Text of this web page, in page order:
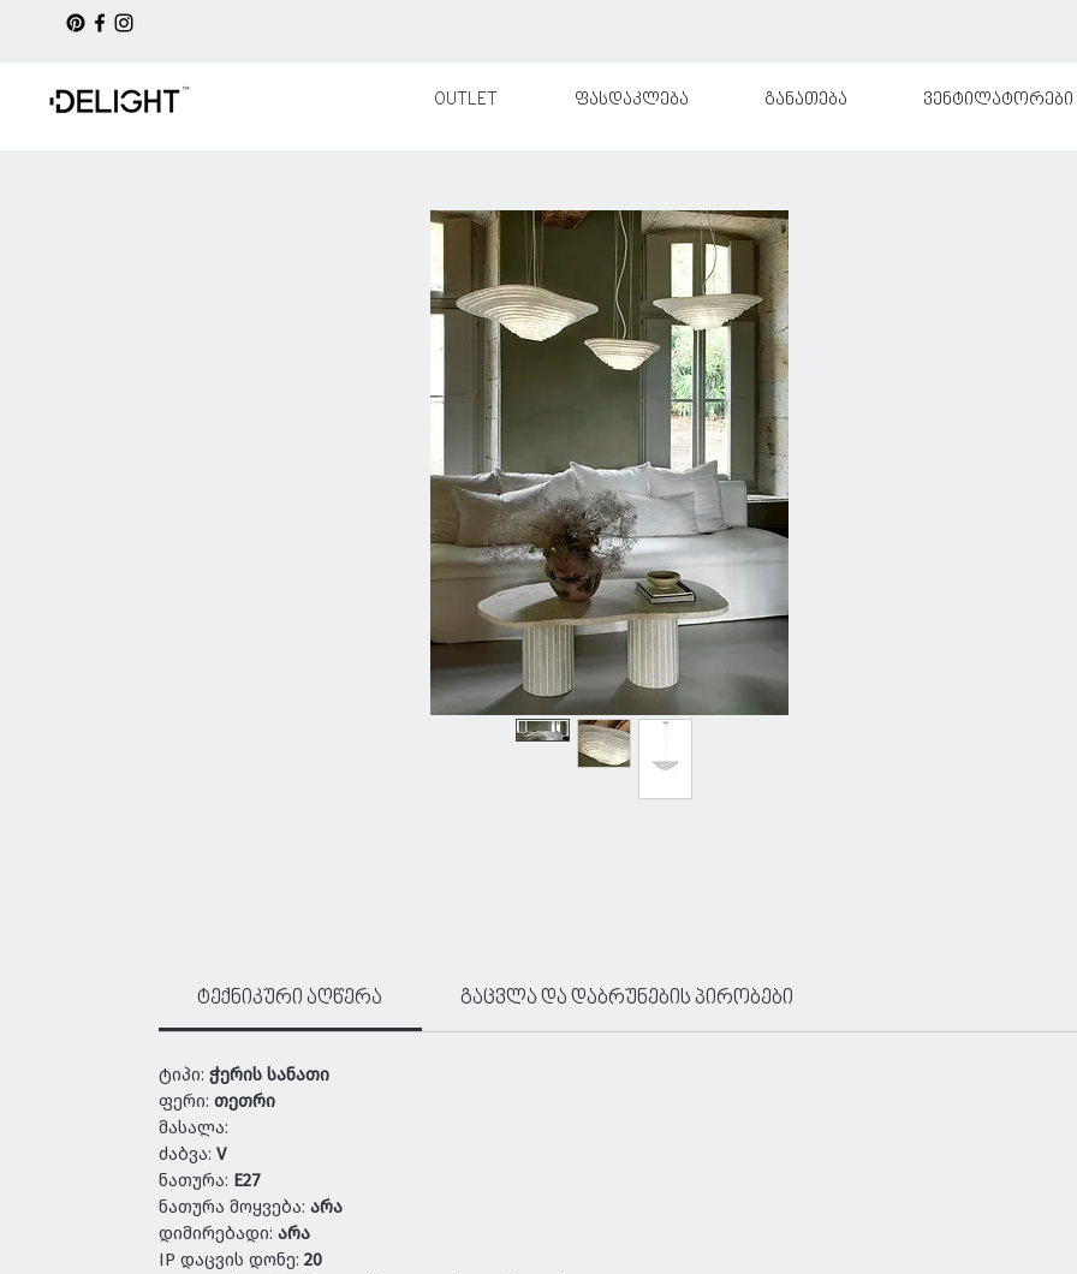
OUTLET ფასდაკლება განათება ვენტილატორები
ტექნიკური აღწერა გაცვლა და დაბრუნების პირობები
ტიპი: ჭერის სანათი
ფერი: თეთრი
მასალა:
ძაბვა: V
ნათურა: E27
ნათურა მოყვება: არა
დიმირებადი: არა
IP დაცვის დონე: 20